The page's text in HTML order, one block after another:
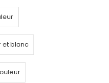
et blanc